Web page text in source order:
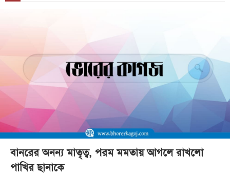
বানরের অনন্য মাতৃত্ব, পরম মমতায় আগলে রাখলো
পাখির ছানাকে